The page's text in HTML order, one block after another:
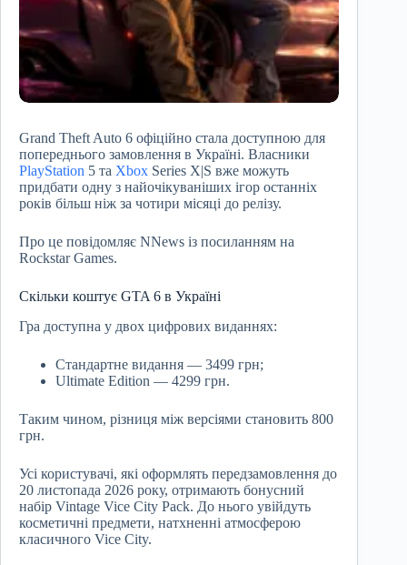
Grand Theft Auto 6 офіційно стала доступною для
попереднього замовлення в Україні. Власники
PlayStation 5 та Xbox Series X|S вже можуть
придбати одну з найочікуваніших ігор останніх
років більш ніж за чотири місяці до релізу.
Про це повідомляє NNews із посиланням на
Rockstar Games.
Скільки коштує GTA 6 в Україні
Гра доступна у двох цифрових виданнях:
Стандартне видання — 3499 грн;
Ultimate Edition — 4299 грн.
Таким чином, різниця між версіями становить 800
грн.
Усі користувачі, які оформлять передзамовлення до
20 листопада 2026 року, отримають бонусний
набір Vintage Vice City Pack. До нього увійдуть
косметичні предмети, натхненні атмосферою
класичного Vice City.